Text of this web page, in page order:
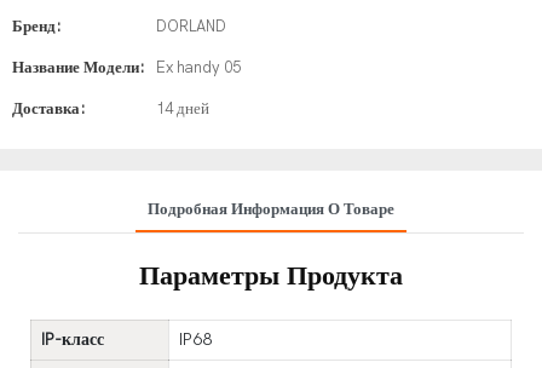
Бренд: DORLAND
Название Модели: Ex handy 05
Доставка: 14 дней
Подробная Информация О Товаре
Параметры Продукта
IP-класс
IP68